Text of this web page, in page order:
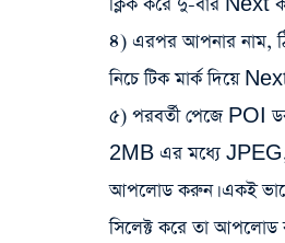
ক্লিক করে দু-বার Next
৪) এরপর আপনার নাম,
নিচে টিক মার্ক দিয়ে
৫) পরবর্তী পেজে POI
2MB এর মধ্যে
আপলোড করুন। একই
সিলেক্ট করে তা